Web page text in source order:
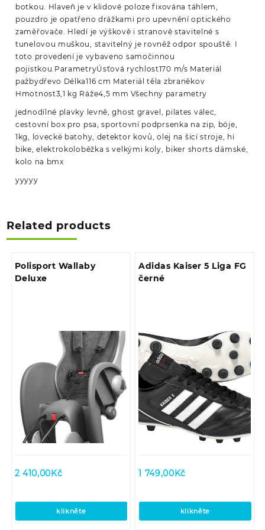
botkou. Hlaveň je v klidové poloze fixována táhlem,
pouzdro je opatřeno drážkami pro upevnění optického
zaměřovače. Hledí je výškově i stranově stavitelné s
tunelovou muškou, stavitelný je rovněž odpor spouště. I
toto provedení je vybaveno samočinnou
pojistkou.ParametryÚsťová rychlost170 m/s Materiál
pažbydřevo Délka116 cm Materiál těla zbraněkov
Hmotnost3,1 kg Ráže4,5 mm Všechny parametry
jednodílné plavky levně, ghost gravel, pilates válec,
cestovní box pro psa, sportovní podprsenka na zip, bóje,
1kg, lovecké batohy, detektor kovů, olej na šicí stroje, hi
bike, elektrokoloběžka s velkými koly, biker shorts dámské,
kolo na bmx
yyyyy
Related products
Polisport Wallaby
Deluxe
2 410,00Kč
klikněte
Adidas Kaiser 5 Liga FG
černé
1 749,00Kč
klikněte